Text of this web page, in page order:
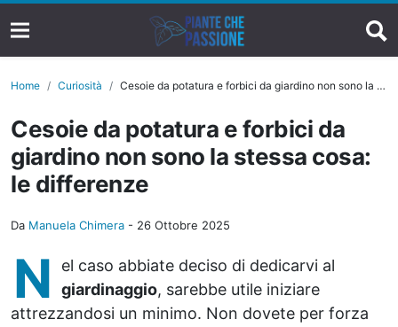
Home Curiosità Cesoie da potatura e forbici da giardino non sono la stessa cosa: le differenze
Cesoie da potatura e forbici da
giardino non sono la stessa cosa:
le differenze
Da Manuela Chimera - 26 Ottobre 2025
N
el caso abbiate deciso di dedicarvi al
giardinaggio, sarebbe utile iniziare
attrezzandosi un minimo. Non dovete per forza